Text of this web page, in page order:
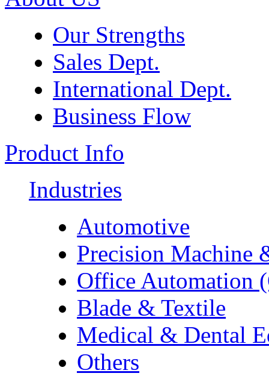
Our Strengths
Sales Dept.
International Dept.
Business Flow
Product Info
Industries
Automotive
Precision Machine
Office Automation
Blade & Textile
Medical & Dental
Others